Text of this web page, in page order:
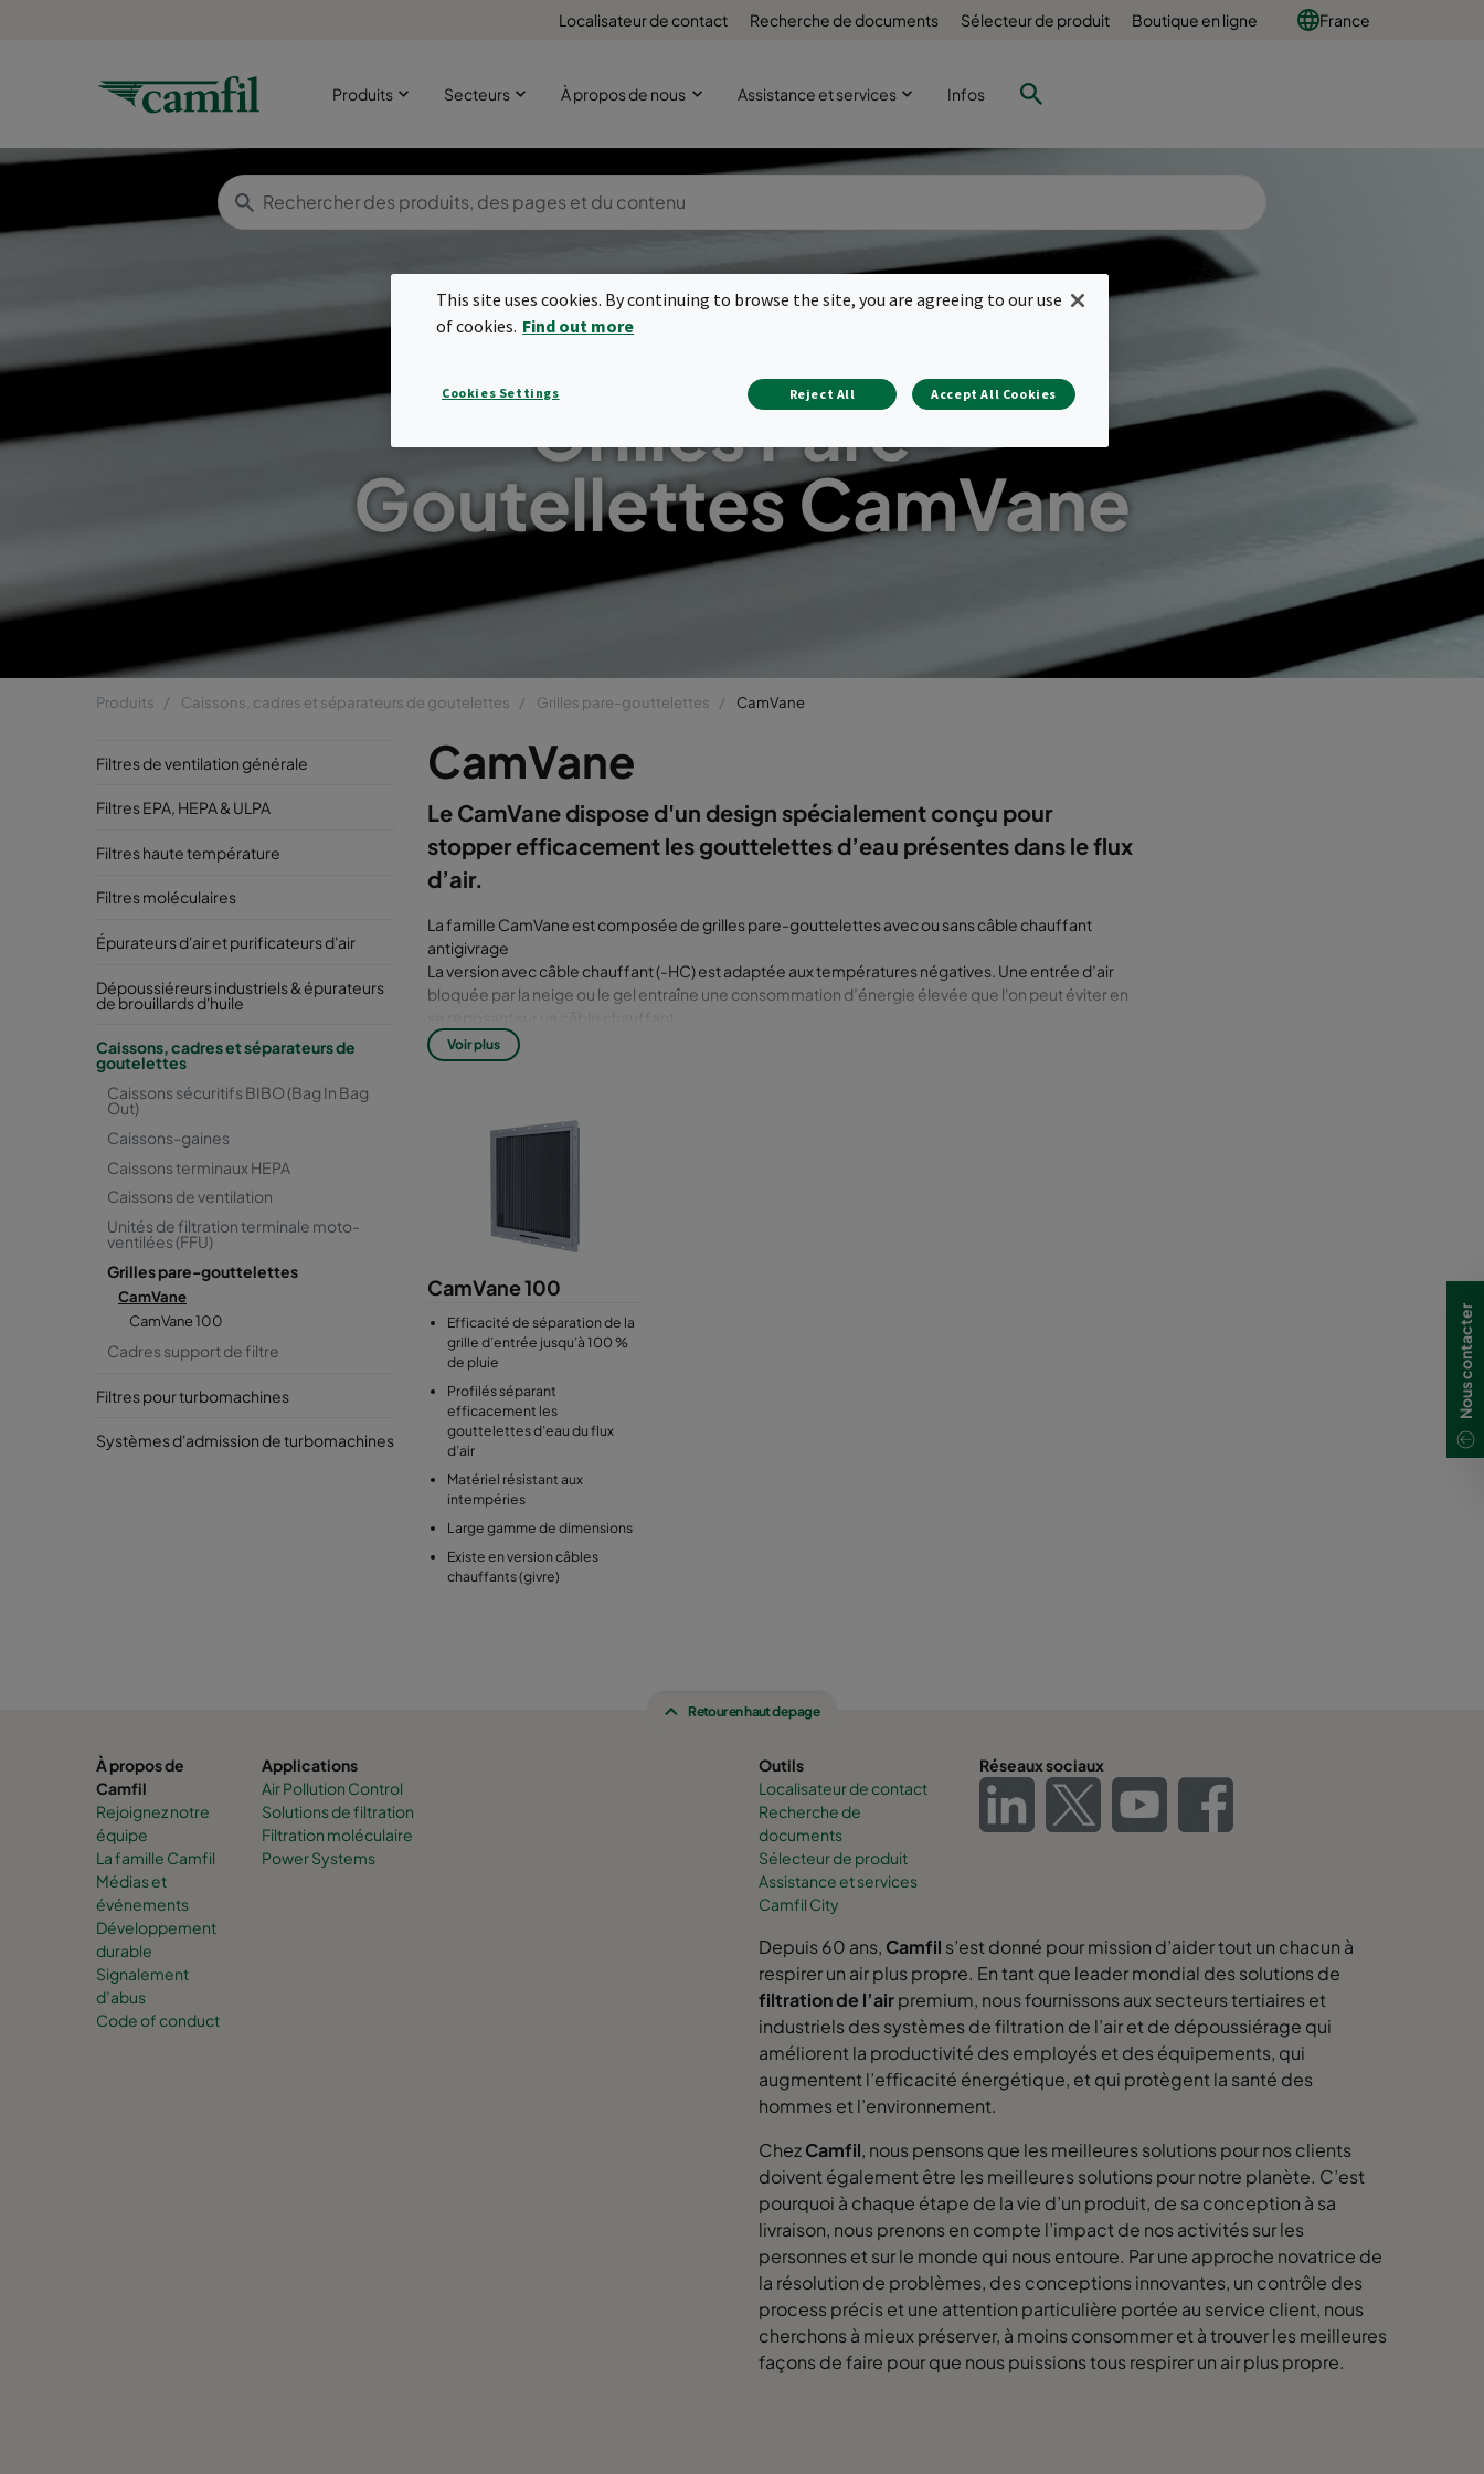
Localisateur de contact Recherche de documents Sélecteur de produit Boutique en ligne France
Produits Secteurs À propos de nous Assistance et services Infos
Grilles Pare-
Goutellettes CamVane
Produits Caissons, cadres et séparateurs de goutelettes Grilles pare-gouttelettes CamVane
Filtres de ventilation générale
Filtres EPA, HEPA & ULPA
Filtres haute température
Filtres moléculaires
Épurateurs d'air et purificateurs d'air
Dépoussiéreurs industriels & épurateurs
de brouillards d'huile
Caissons, cadres et séparateurs de
goutelettes
Caissons sécuritifs BIBO (Bag In Bag
Out)
Caissons-gaines
Caissons terminaux HEPA
Caissons de ventilation
Unités de filtration terminale moto-
ventilées (FFU)
Grilles pare-gouttelettes
CamVane
CamVane 100
Cadres support de filtre
Filtres pour turbomachines
Systèmes d'admission de turbomachines
CamVane
Le CamVane dispose d'un design spécialement conçu pour
stopper efficacement les gouttelettes d’eau présentes dans le flux
d’air.
La famille CamVane est composée de grilles pare-gouttelettes avec ou sans câble chauffant
antigivrage
La version avec câble chauffant (-HC) est adaptée aux températures négatives. Une entrée d’air
bloquée par la neige ou le gel entraîne une consommation d’énergie élevée que l'on peut éviter en
se reposant sur un câble chauffant.
Le CamVane est fabriqué en aluminium ou en acier inoxydable pour offrir une bonne protection
contre la corrosion.
Voir plus
CamVane 100
Efficacité de séparation de la
grille d’entrée jusqu’à 100 %
de pluie
Profilés séparant
efficacement les
gouttelettes d’eau du flux
d’air
Matériel résistant aux
intempéries
Large gamme de dimensions
Existe en version câbles
chauffants (givre)
Retour en haut de page
À propos de
Camfil
Rejoignez notre
équipe
La famille Camfil
Médias et
événements
Développement
durable
Signalement
d’abus
Code of conduct
Applications
Air Pollution Control
Solutions de filtration
Filtration moléculaire
Power Systems
Outils
Localisateur de contact
Recherche de
documents
Sélecteur de produit
Assistance et services
Camfil City
Réseaux sociaux
Depuis 60 ans, Camfil s’est donné pour mission d’aider tout un chacun à
respirer un air plus propre. En tant que leader mondial des solutions de
filtration de l’airpremium, nous fournissons aux secteurs tertiaires et
industriels des systèmes de filtration de l’air et de dépoussiérage qui
améliorent la productivité des employés et des équipements, qui
augmentent l’efficacité énergétique, et qui protègent la santé des
hommes et l’environnement.
ChezCamfil, nous pensons que les meilleures solutions pour nos clients
doivent également être les meilleures solutions pour notre planète. C’est
pourquoi à chaque étape de la vie d’un produit, de sa conception à sa
livraison, nous prenons en compte l’impact de nos activités sur les
personnes et sur le monde qui nous entoure. Par une approche novatrice de
la résolution de problèmes, des conceptions innovantes, un contrôle des
process précis et une attention particulière portée au service client, nous
cherchons à mieux préserver, à moins consommer et à trouver les meilleures
façons de faire pour que nous puissions tous respirer un air plus propre.
Nous contacter
This site uses cookies. By continuing to browse the site, you are agreeing to our use
of cookies. Find out more
Cookies Settings Reject All Accept All Cookies